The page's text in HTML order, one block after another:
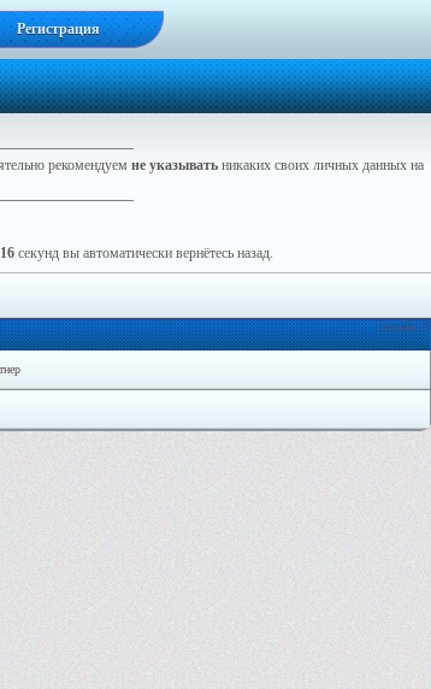
Регистрация
рекомендуем не указывать никаких своих личных данных на
16 секунд вы автоматически вернётесь назад.
Онлайн: 0